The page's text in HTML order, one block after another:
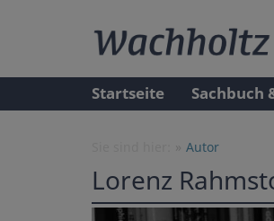
Startseite
Autor
Lorenz